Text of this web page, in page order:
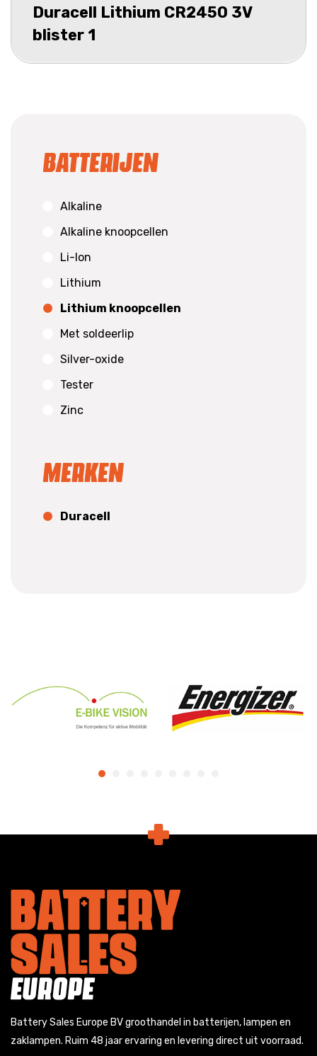
Duracell Lithium CR2450 3V
blister 1
Batterijen
Alkaline
Alkaline knoopcellen
Li-Ion
Lithium
Lithium knoopcellen
Met soldeerlip
Silver-oxide
Tester
Zinc
Merken
Duracell
Battery Sales Europe BV groothandel in batterijen, lampen en
zaklampen. Ruim 48 jaar ervaring en levering direct uit voorraad.